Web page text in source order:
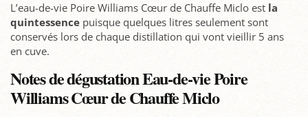
L’eau-de-vie Poire Williams Cœur de Chauffe Miclo est la
quintessence puisque quelques litres seulement sont
conservés lors de chaque distillation qui vont vieillir 5 ans
en cuve.
Notes de dégustation Eau-de-vie Poire
Williams Cœur de Chauffe Miclo